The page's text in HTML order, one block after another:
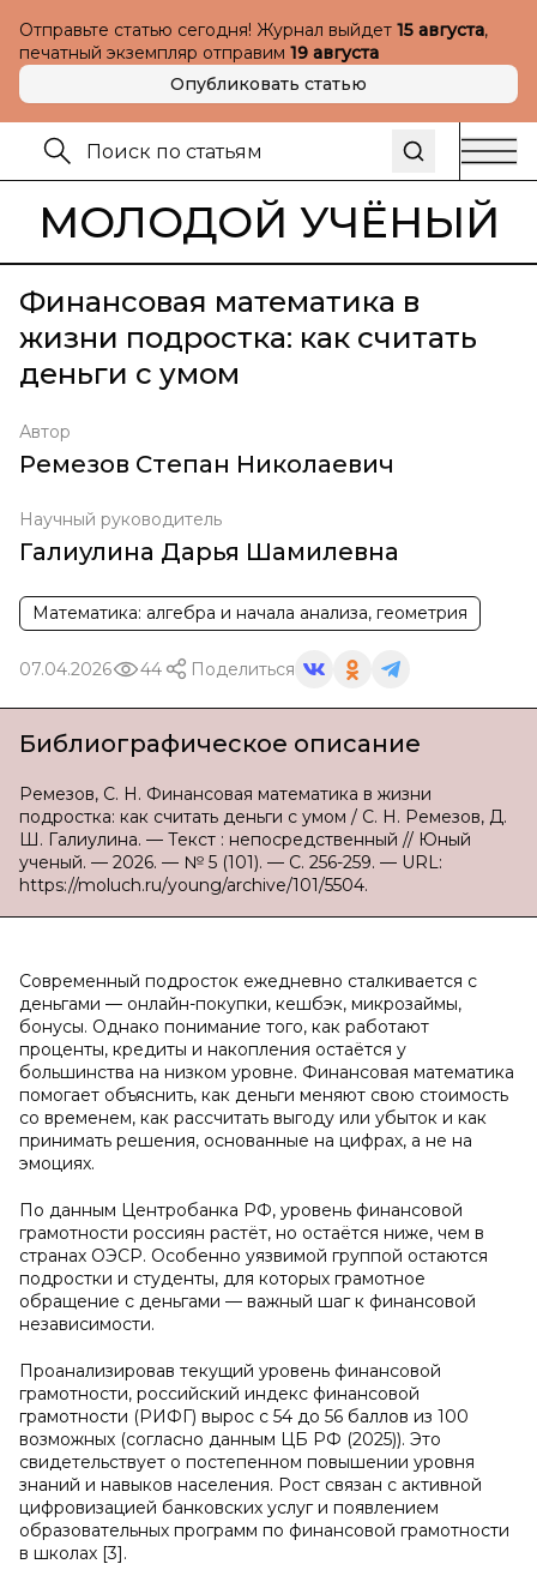
Отправьте статью сегодня! Журнал выйдет 15 августа,
печатный экземпляр отправим 19 августа
Опубликовать статью
МОЛОДОЙ УЧЁНЫЙ
Финансовая математика в
жизни подростка: как считать
деньги с умом
Автор
Ремезов Степан Николаевич
Научный руководитель
Галиулина Дарья Шамилевна
Математика: алгебра и начала анализа, геометрия
07.04.2026 44 Поделиться
Библиографическое описание
Ремезов, С. Н. Финансовая математика в жизни
подростка: как считать деньги с умом / С. Н. Ремезов, Д.
Ш. Галиулина. — Текст : непосредственный // Юный
ученый. — 2026. — № 5 (101). — С. 256-259. — URL:
https://moluch.ru/young/archive/101/5504.
Современный подросток ежедневно сталкивается с
деньгами — онлайн-покупки, кешбэк, микрозаймы,
бонусы. Однако понимание того, как работают
проценты, кредиты и накопления остаётся у
большинства на низком уровне. Финансовая математика
помогает объяснить, как деньги меняют свою стоимость
со временем, как рассчитать выгоду или убыток и как
принимать решения, основанные на цифрах, а не на
эмоциях.
По данным Центробанка РФ, уровень финансовой
грамотности россиян растёт, но остаётся ниже, чем в
странах ОЭСР. Особенно уязвимой группой остаются
подростки и студенты, для которых грамотное
обращение с деньгами — важный шаг к финансовой
независимости.
Проанализировав текущий уровень финансовой
грамотности, российский индекс финансовой
грамотности (РИФГ) вырос с 54 до 56 баллов из 100
возможных (согласно данным ЦБ РФ (2025)). Это
свидетельствует о постепенном повышении уровня
знаний и навыков населения. Рост связан с активной
цифровизацией банковских услуг и появлением
образовательных программ по финансовой грамотности
в школах [3].